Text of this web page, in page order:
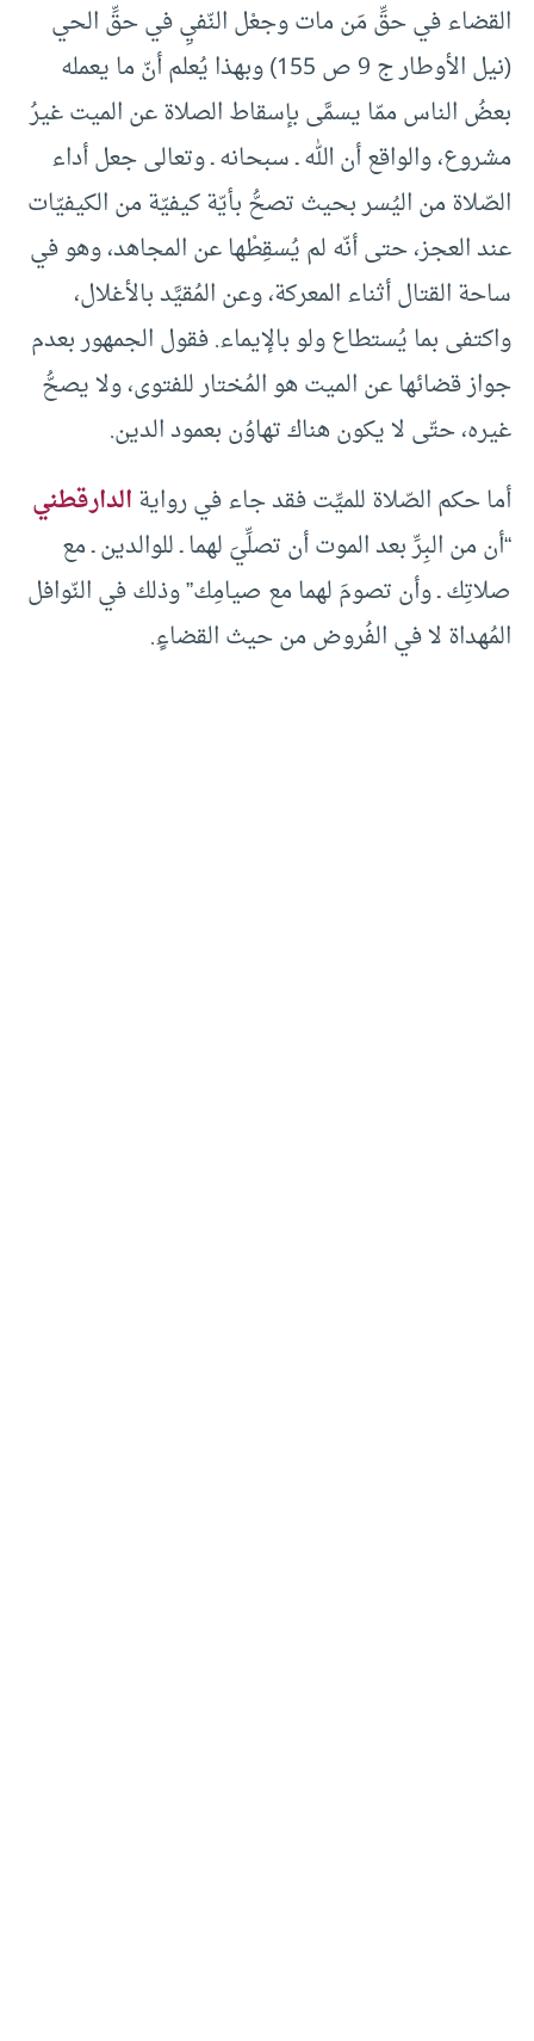
القضاء في حقِّ مَن مات وجعْل النّفيِ في حقِّ الحي
(نيل الأوطار ج 9 ص 155) وبهذا يُعلم أنّ ما يعمله
بعضُ الناس ممّا يسمَّى بإسقاط الصلاة عن الميت غيرُ
مشروع، والواقع أن الله ـ سبحانه ـ وتعالى جعل أداء
الصّلاة من اليُسر بحيث تصحُّ بأيّة كيفيّة من الكيفيّات
عند العجز، حتى أنّه لم يُسقِطْها عن المجاهد، وهو في
ساحة القتال أثناء المعركة، وعن المُقيَّد بالأغلال،
واكتفى بما يُستطاع ولو بالإيماء. فقول الجمهور بعدم
جواز قضائها عن الميت هو المُختار للفتوى، ولا يصحُّ
غيره، حتّى لا يكون هناك تهاوُن بعمود الدين.
أما حكم الصّلاة للميِّت فقد جاء في روايةالدارقطني
“أن من البِرِّ بعد الموت أن تصلِّيَ لهما ـ للوالدين ـ مع
صلاتِك ـ وأن تصومَ لهما مع صيامِك” وذلك في النّوافل
المُهداة لا في الفُروض من حيث القضاءٍ.